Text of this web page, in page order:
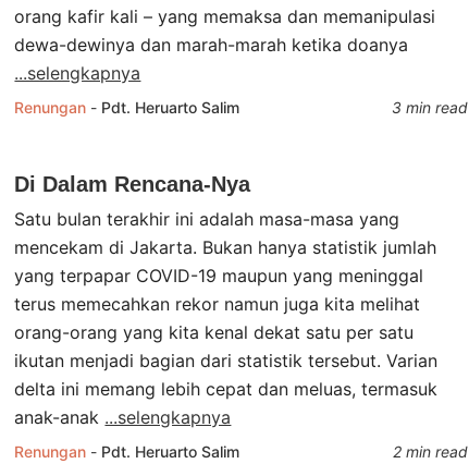
orang kafir kali – yang memaksa dan memanipulasi
dewa-dewinya dan marah-marah ketika doanya
...selengkapnya
Renungan - Pdt. Heruarto Salim 3 min read
Di Dalam Rencana-Nya
Satu bulan terakhir ini adalah masa-masa yang
mencekam di Jakarta. Bukan hanya statistik jumlah
yang terpapar COVID-19 maupun yang meninggal
terus memecahkan rekor namun juga kita melihat
orang-orang yang kita kenal dekat satu per satu
ikutan menjadi bagian dari statistik tersebut. Varian
delta ini memang lebih cepat dan meluas, termasuk
anak-anak ...selengkapnya
Renungan - Pdt. Heruarto Salim 2 min read